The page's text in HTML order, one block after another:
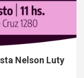
Nelson Luty